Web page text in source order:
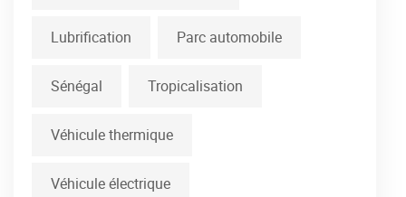
Lubrification Parc automobile
Sénégal Tropicalisation
Véhicule thermique
Véhicule électrique